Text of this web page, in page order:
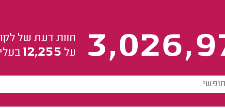
חוות דעת של
על 12,255